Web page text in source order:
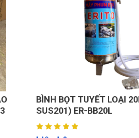
BÌNH BỌT TUYẾT LOẠI
SUS201) ER-BB20L